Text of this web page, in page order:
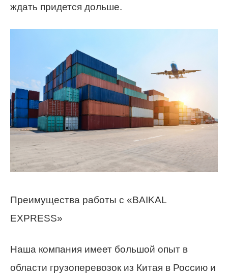
ждать придется дольше.
Преимущества работы с «BAIKAL
EXPRESS»
Наша компания имеет большой опыт в
области грузоперевозок из Китая в Россию и